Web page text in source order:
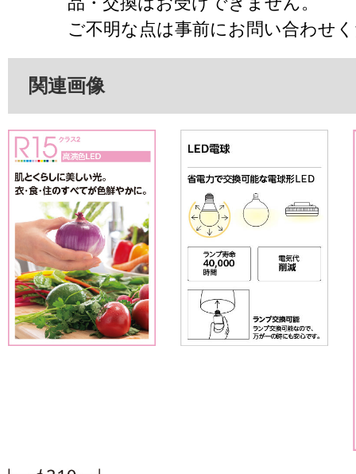
ご不明な点は事前にお問い合わせ
関連画像